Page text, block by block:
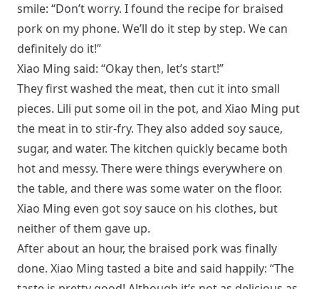
smile: “Don’t worry. I found the recipe for braised
pork on my phone. We’ll do it step by step. We can
definitely do it!”
Xiao Ming said: “Okay then, let’s start!”
They first washed the meat, then cut it into small
pieces. Lili put some oil in the pot, and Xiao Ming put
the meat in to stir-fry. They also added soy sauce,
sugar, and water. The kitchen quickly became both
hot and messy. There were things everywhere on
the table, and there was some water on the floor.
Xiao Ming even got soy sauce on his clothes, but
neither of them gave up.
After about an hour, the braised pork was finally
done. Xiao Ming tasted a bite and said happily: “The